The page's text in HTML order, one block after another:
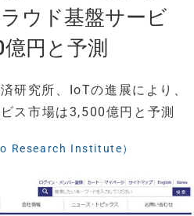
ウド基盤サービ
円と予測
研究所、IoTの進展により、
ス市場は3,500億円と予測
Research Institute）